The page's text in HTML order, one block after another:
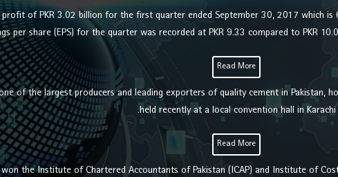
of PKR 3.02 billion for the first quarter ended September 30, 2017 which
per share (EPS) for the quarter was recorded at PKR 9.33 compared to PKR
Read More
of the largest producers and leading exporters of quality cement in Pakistan,
held recently at a local convention hall in Karachi.
Read More
won the Institute of Chartered Accountants of Pakistan (ICAP) and Institute of